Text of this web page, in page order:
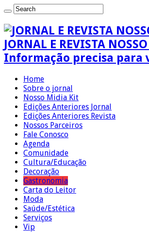
JORNAL E REVISTA
Informação precisa para
Home
Sobre o jornal
Nosso Midia Kit
Edições Anteriores Jornal
Edições Anteriores Revista
Nossos Parceiros
Fale Conosco
Agenda
Comunidade
Cultura/Educação
Decoração
Gastronomia
Carta do Leitor
Moda
Saúde/Estética
Serviços
Vip